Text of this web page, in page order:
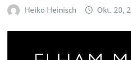
Heiko Heinisch Okt. 20,